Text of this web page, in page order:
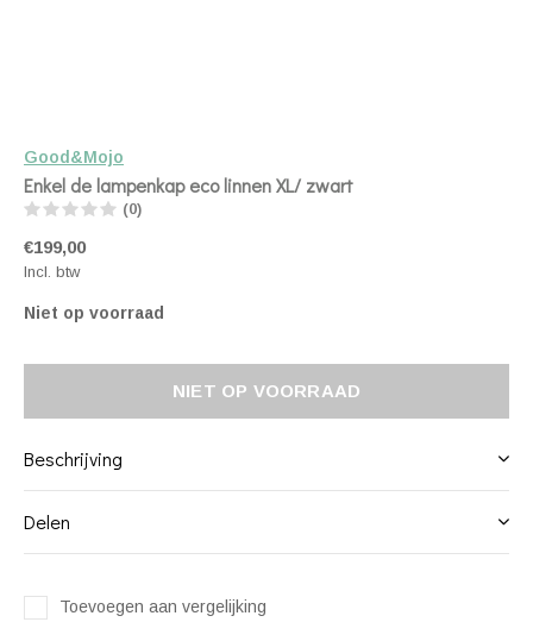
Good&Mojo
Enkel de lampenkap eco linnen XL/ zwart
(0)
€199,00
Incl. btw
Niet op voorraad
NIET OP VOORRAAD
Beschrijving
Delen
Toevoegen aan vergelijking